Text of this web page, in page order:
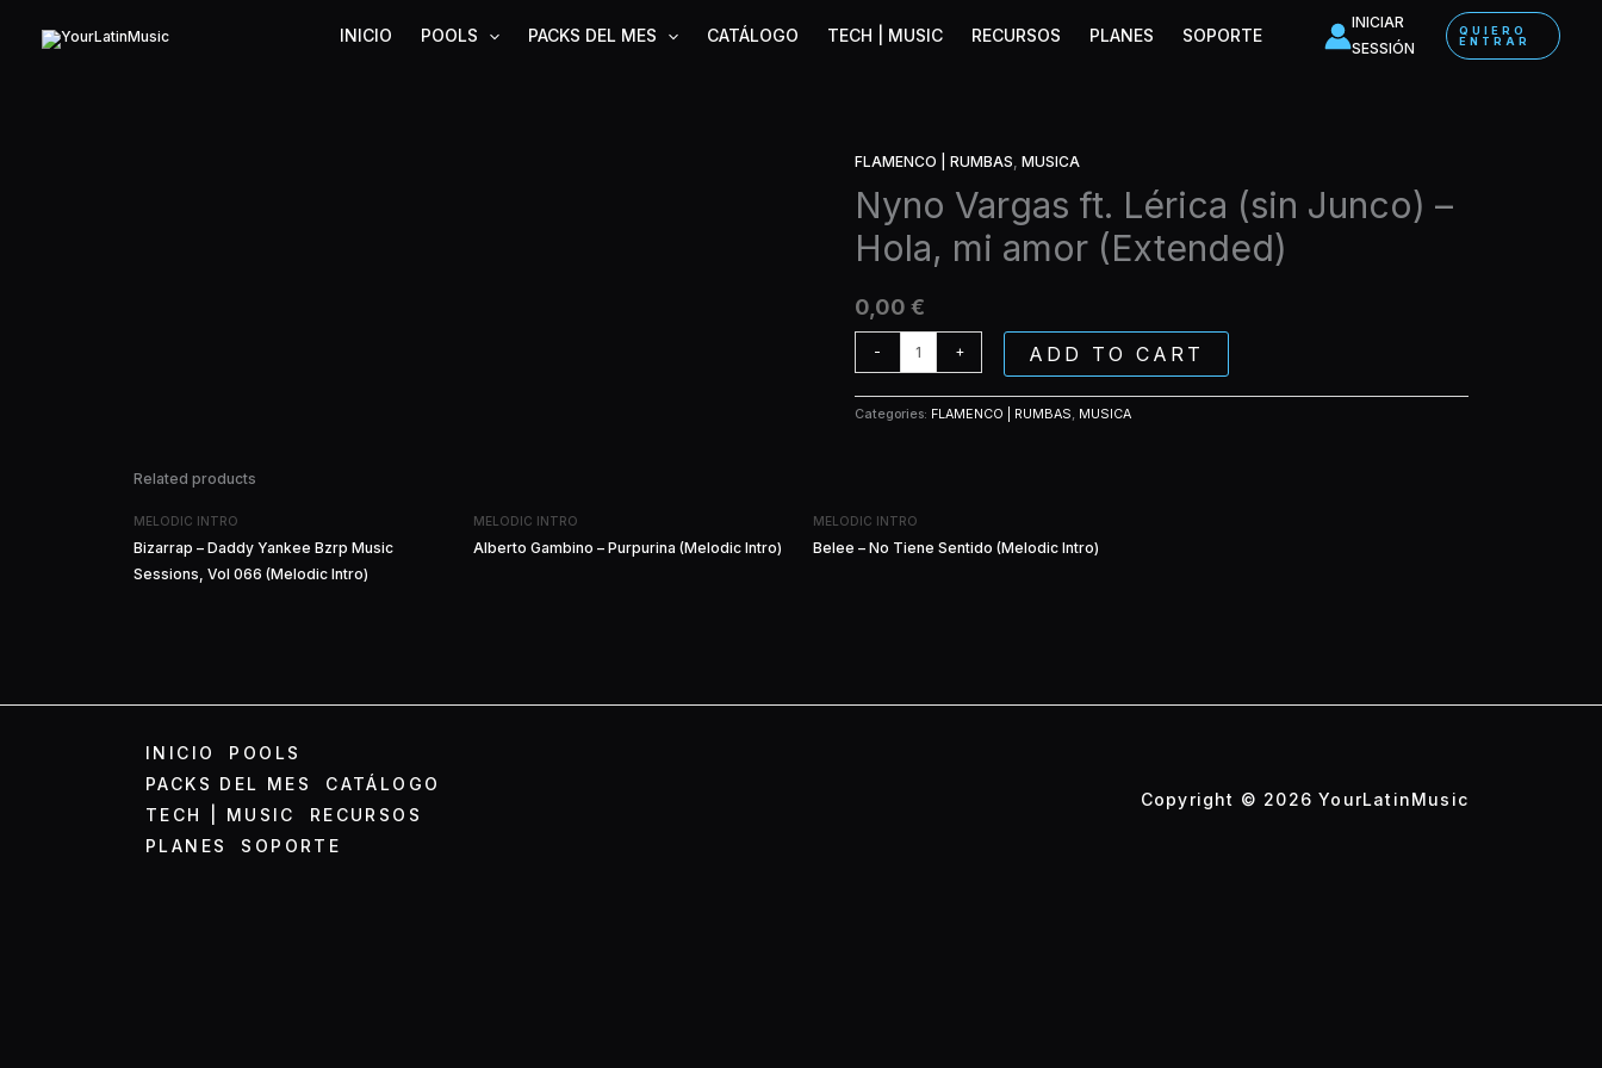
INICIO POOLS PACKS DEL MES CATÁLOGO TECH | MUSIC RECURSOS PLANES SOPORTE
INICIAR
SESSIÓN
QUIERO
ENTRAR
FLAMENCO | RUMBAS, MUSICA
Nyno Vargas ft. Lérica (sin Junco) –
Hola, mi amor (Extended)
0,00 €
-
Nyno
Vargas
ft.
Lérica
Junco)
Hola,
mi
amor
+ ADD TO CART
Categories: FLAMENCO | RUMBAS, MUSICA
Related products
MELODIC INTRO
Bizarrap – Daddy Yankee Bzrp Music
Sessions, Vol 066 (Melodic Intro)
MELODIC INTRO
Alberto Gambino – Purpurina (Melodic Intro)
MELODIC INTRO
Belee – No Tiene Sentido (Melodic Intro)
INICIO
POOLS
PACKS DEL MES
CATÁLOGO
TECH | MUSIC
RECURSOS
PLANES
SOPORTE
Copyright © 2026 YourLatinMusic
(sin
(Extended)
quantity